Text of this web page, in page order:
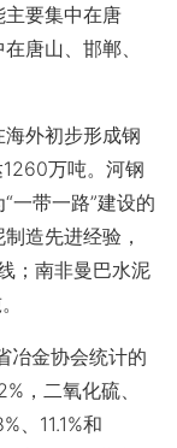
要集中在唐
唐山、邯郸、
外初步形成钢
万吨。河钢
一带一路”建设的
造先进经验，
；南非曼巴水泥
金协会统计的
，二氧化硫、
、11.1%和